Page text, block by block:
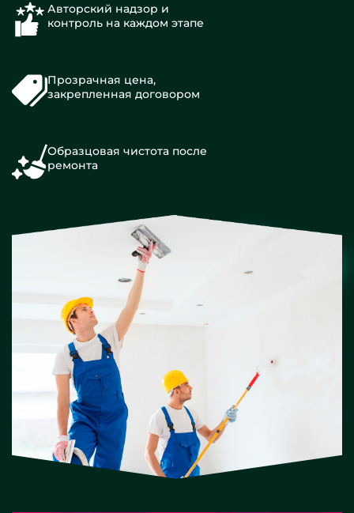
Авторский надзор и
контроль на каждом этапе
Прозрачная цена,
закрепленная договором
Образцовая чистота после
ремонта